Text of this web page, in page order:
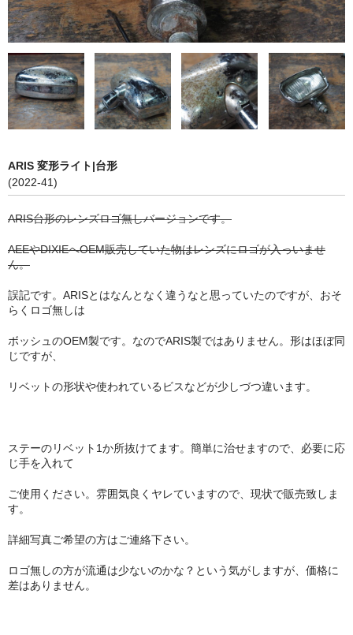
ARIS 変形ライト|台形
(2022-41)
ARIS台形のレンズロゴ無しバージョンです。
AEEやDIXIEへOEM販売していた物はレンズにロゴが入っいませ
ん。
誤記です。ARISとはなんとなく違うなと思っていたのですが、おそ
らくロゴ無しは
ボッシュのOEM製です。なのでARIS製ではありません。形はほぼ同
じですが、
リベットの形状や使われているビスなどが少しづつ違います。
ステーのリベット1か所抜けてます。簡単に治せますので、必要に応
じ手を入れて
ご使用ください。雰囲気良くヤレていますので、現状で販売致しま
す。
詳細写真ご希望の方はご連絡下さい。
ロゴ無しの方が流通は少ないのかな？という気がしますが、価格に
差はありません。